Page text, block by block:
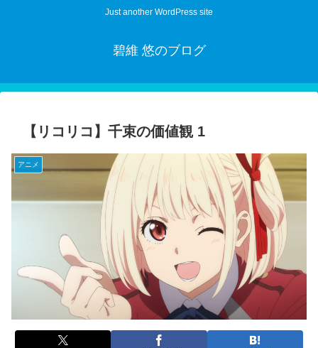
Just another WordPress site
碧維 悠のブログ
【リコリコ】千束の価値観 1
アニメ